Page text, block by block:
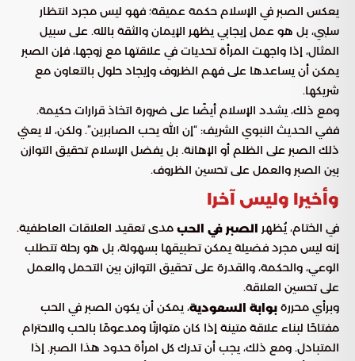
يعكس الصبر في الإسلام حكمة عميقة؛ فهو ليس مجرد انتظار
سلبي، بل هو عمل إيجابي يظهر الإيمان والثقة بالله. على سبيل
المثال، إذا واجهت المرأة تحديات في علاقتها مع زوجها، فإن الصبر
يمكن أن يساعدها على فهم الظروف وإيجاد حلول بالتعاون مع
شريكها.
ومع ذلك، يشدد الإسلام أيضًا على ضرورة اتخاذ قرارات حكيمة.
ففي الحديث النبوي الشريف: “إن الله يحب الصابرين”. ولكن، لا يعني
ذلك الصبر على الظلم أو الإهانة. بل يفضل الإسلام تحقيق التوازن
بين الصبر والعمل على تحسين الظروف.
وأخيرا وليس آخرا
في الختام، يُظهر الصبر في الحب مدى تعقيد العلاقات العاطفية.
إنه ليس مجرد فضيلة يمكن تطبيقها بسهولة، بل هو رحلة تتطلب
الوعي، والحكمة، والقدرة على تحقيق التوازن بين التحمل والعمل
على تحسين العلاقة.
وبرأي محررة بوابة السعودية، يمكن أن يكون الصبر في الحب
مفتاحًا لبناء علاقة متينة إذا كان متوازنًا ومدعومًا بالحب والاحترام
المتبادل. ومع ذلك، يجب أن تدرك كل امرأة حدود هذا الصبر. إذا